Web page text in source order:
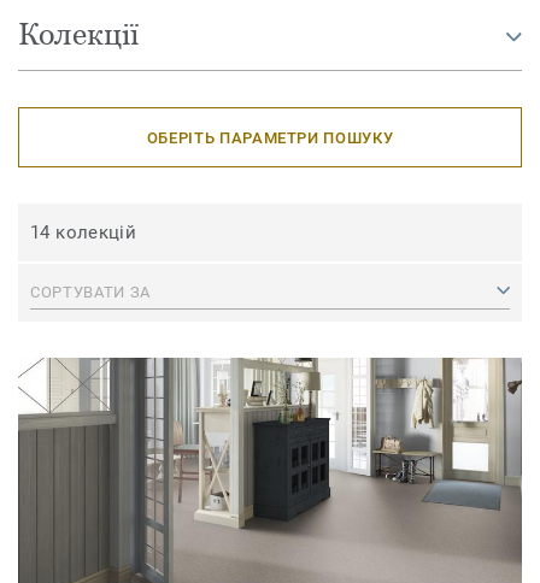
Колекції
ОБЕРІТЬ ПАРАМЕТРИ ПОШУКУ
14 колекцій
СОРТУВАТИ ЗА